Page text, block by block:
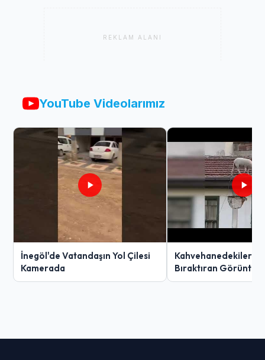
REKLAM ALANI
YouTube Videolarımız
İnegöl'de Vatandaşın Yol Çilesi
Kamerada
Kahvehanedekiler
Bıraktıran Görüntü!